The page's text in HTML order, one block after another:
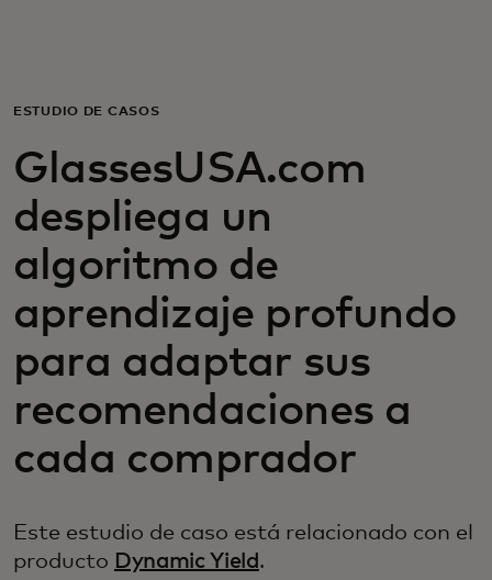
Para empresas
Para el mundo
Para innovadores
Noticias y tendencias
ESTUDIO DE CASOS
GlassesUSA.com
despliega un
algoritmo de
aprendizaje profundo
para adaptar sus
recomendaciones a
cada comprador
Este estudio de caso está relacionado con el
producto Dynamic Yield .